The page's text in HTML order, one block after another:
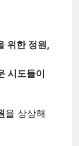
위한 정원,
시도들이
을 상상해